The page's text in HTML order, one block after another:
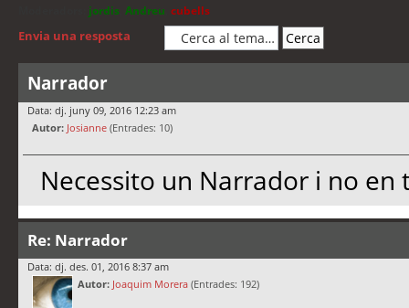
jordis Andreu cubells
Envia una resposta
Narrador
Data: dj. juny 09, 2016 12:23 am
Autor: Josianne (Entrades: 10)
Necessito un Narrador i no
Re: Narrador
Data: dj. des. 01, 2016 8:37 am
Autor: Joaquim Morera (Entrades: 192)